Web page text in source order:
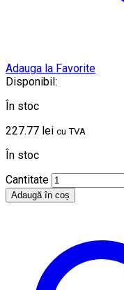
Adauga la Favorite
Disponibil:
În stoc
227.77 lei cu TVA
În stoc
Cantitate
Adaugă în coș